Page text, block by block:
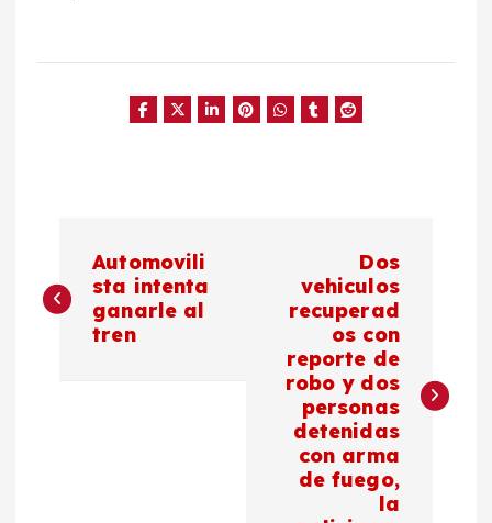
a
Automovili
sta intenta
ganarle al
tren
Dos
vehiculos
recuperad
os con
reporte de
robo y dos
personas
detenidas
con arma
de fuego,
la